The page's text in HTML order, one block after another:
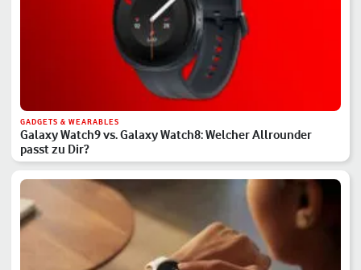
GADGETS & WEARABLES
Galaxy Watch9 vs. Galaxy Watch8: Welcher Allrounder
passt zu Dir?